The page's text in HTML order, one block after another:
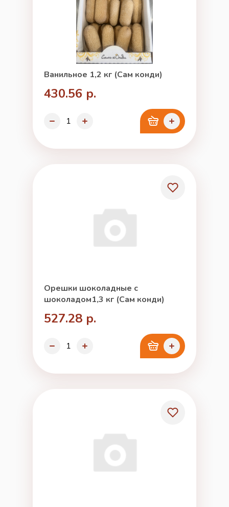
Ванильное 1,2 кг (Сам конди)
430.56 р.
Орешки шоколадные с
шоколадом1,3 кг (Сам конди)
527.28 р.